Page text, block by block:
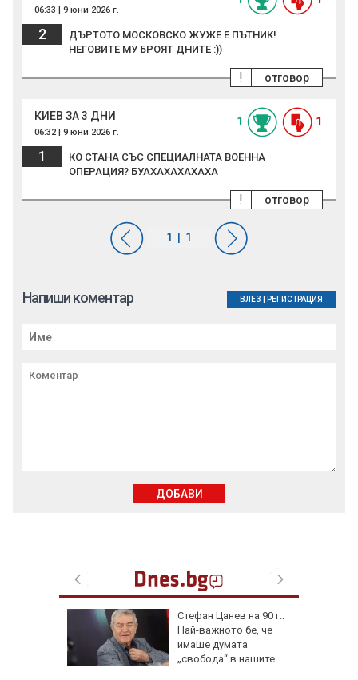
Стефан Цанев на 90 г.:
Най-важното бе, че
имаше думата
„свобода“ в нашите
06:33 | 9 юни 2026 г.
2
ДЪРТОТО МОСКОВСКО ЖУЖЕ Е ПЪТНИК!
НЕГОВИТЕ МУ БРОЯТ ДНИТЕ :))
отговор
!
КИЕВ ЗА 3 ДНИ
06:32 | 9 юни 2026 г.
1 1
1
КО СТАНА СЪС СПЕЦИАЛНАТА ВОЕННА
ОПЕРАЦИЯ? БУАХАХАХАХАХА
отговор
!
Напиши коментар ВЛЕЗ РЕГИСТРАЦИЯ
ДОБАВИ